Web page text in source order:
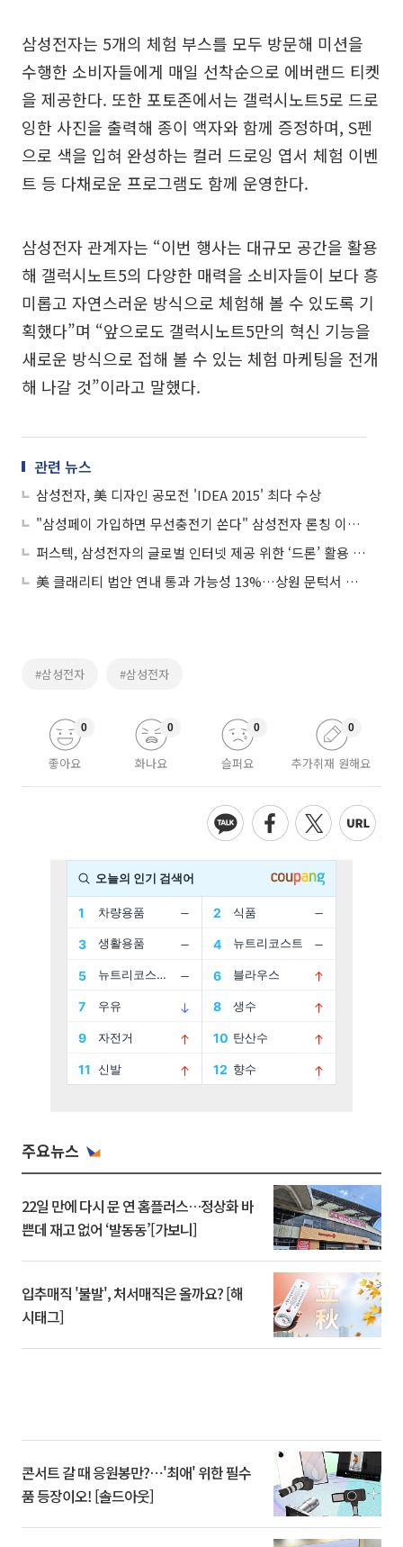
삼성전자는 5개의 체험 부스를 모두 방문해 미션을
수행한 소비자들에게 매일 선착순으로 에버랜드 티켓
을 제공한다. 또한 포토존에서는 갤럭시노트5로 드로
잉한 사진을 출력해 종이 액자와 함께 증정하며, S펜
으로 색을 입혀 완성하는 컬러 드로잉 엽서 체험 이벤
트 등 다채로운 프로그램도 함께 운영한다.
삼성전자 관계자는 “이번 행사는 대규모 공간을 활용
해 갤럭시노트5의 다양한 매력을 소비자들이 보다 흥
미롭고 자연스러운 방식으로 체험해 볼 수 있도록 기
획했다”며 “앞으로도 갤럭시노트5만의 혁신 기능을
새로운 방식으로 접해 볼 수 있는 체험 마케팅을 전개
해 나갈 것”이라고 말했다.
관련 뉴스
삼성전자, 美 디자인 공모전 'IDEA 2015' 최다 수상
"삼성페이 가입하면 무선충전기 쏜다" 삼성전자 론칭 이벤트
퍼스텍, 삼성전자의 글로벌 인터넷 제공 위한 ‘드론’ 활용 기대에 ↑
美 클래리티 법안 연내 통과 가능성 13%…상원 문턱서 제동
#삼성전자 #삼성전자
좋아요
0
화나요
0
슬퍼요
0
추가취재 원해요
0
주요뉴스
22일 만에 다시 문 연 홈플러스…정상화 바
쁜데 재고 없어 ‘발동동’[가보니]
입추매직 '불발', 처서매직은 올까요? [해
시태그]
콘서트 갈 때 응원봉만?⋯'최애' 위한 필수
품 등장이오! [솔드아웃]